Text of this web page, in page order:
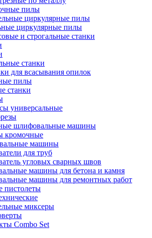
пилы
циркулярные пилы
циркулярные пилы
и строгальные станки
станки
для всасывания опилок
пилы
станки
универсальные
шлифовальные машины
кромочные
машины
для труб
угловых сварных швов
машины для бетона и камня
машины для ремонтных работ
пистолеты
миксеры
Combo Set